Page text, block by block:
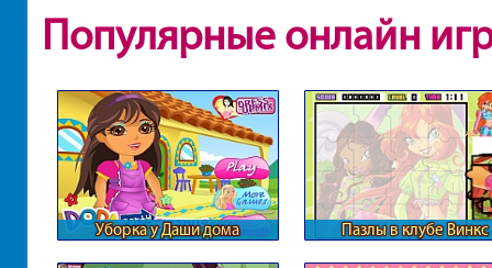
Популярные онлайн
Уборка у Даши дома Пазлы в клубе Винкс